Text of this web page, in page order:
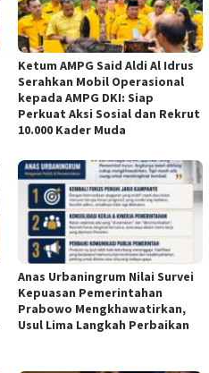
Ketum AMPG Said Aldi Al Idrus
Serahkan Mobil Operasional
kepada AMPG DKI: Siap
Perkuat Aksi Sosial dan Rekrut
10.000 Kader Muda
Anas Urbaningrum Nilai Survei
Kepuasan Pemerintahan
Prabowo Mengkhawatirkan,
Usul Lima Langkah Perbaikan